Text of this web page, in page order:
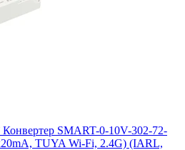
SMART-0-10V-302-72-
TUYA Wi-Fi, 2.4G) (IARL,